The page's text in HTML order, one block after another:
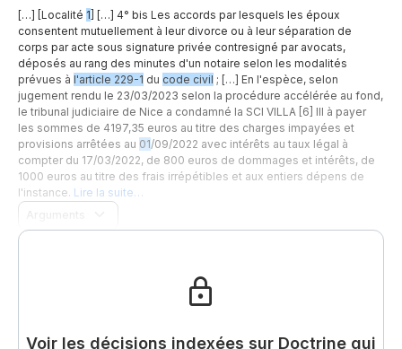
[…] [Localité 1 ] […] 4° bis Les accords par lesquels les époux
consentent mutuellement à leur divorce ou à leur séparation de
corps par acte sous signature privée contresigné par avocats,
déposés au rang des minutes d'un notaire selon les modalités
prévues à l'article 229-1 du code civil ; […] En l'espèce, selon
jugement rendu le 23/03/2023 selon la procédure accélérée au fond,
le tribunal judiciaire de Nice a condamné la SCI VILLA [6] III à payer
les sommes de 4197,35 euros au titre des charges impayées et
provisions arrêtées au 01/09/2022 avec intérêts au taux légal à
compter du 17/03/2022, de 800 euros de dommages et intérêts, de
1000 euros au titre des frais irrépétibles et aux entiers dépens de
l'instance. Lire la suite…
Voir les décisions indexées sur Doctrine qui